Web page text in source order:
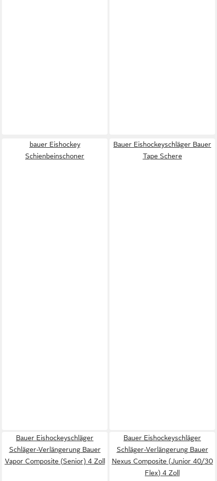
bauer Eishockey
Schienbeinschoner
Bauer Eishockeyschläger Bauer
Tape Schere
Bauer Eishockeyschläger
Schläger-Verlängerung Bauer
Vapor Composite (Senior) 4 Zoll
Bauer Eishockeyschläger
Schläger-Verlängerung Bauer
Nexus Composite (Junior 40/30
Flex) 4 Zoll